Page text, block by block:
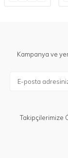
Kampanya ve
Takipçilerimize